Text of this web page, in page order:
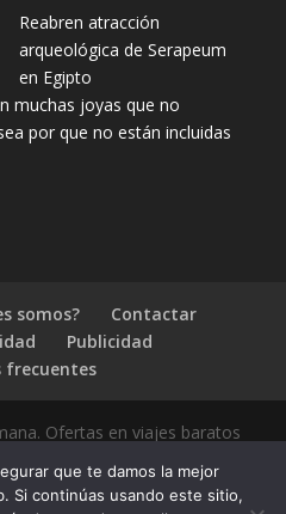
Reabren atracción
arqueológica de Serapeum
en Egipto
muchas joyas que no
por que no están incluidas
somos?
Contactar
Publicidad
frecuentes
Ofertas en viajes baratos
que te damos la mejor
Si continúas usando este sitio,